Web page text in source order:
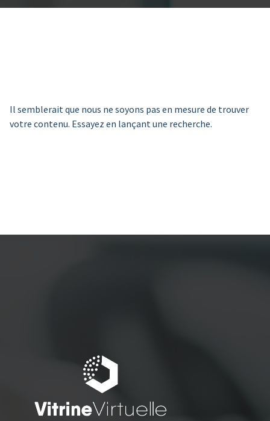
Il semblerait que nous ne soyons pas en mesure de trouver
votre contenu. Essayez en lançant une recherche.